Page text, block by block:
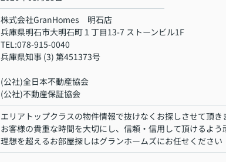
株式会社GranHomes 明石店
兵庫県明石市大明石町１丁目13-7 ストーンビル1F
TEL:078-915-0040
兵庫県知事 (3) 第451373号
(公社)全日本不動産協会
(公社)不動産保証協会
エリアトップクラスの物件情報で抜けなくお探しさせて頂き
お客様の貴重な時間を大切にし、信頼・信用して頂けるよう
理想を超えるお部屋探しはグランホームズにお任せください